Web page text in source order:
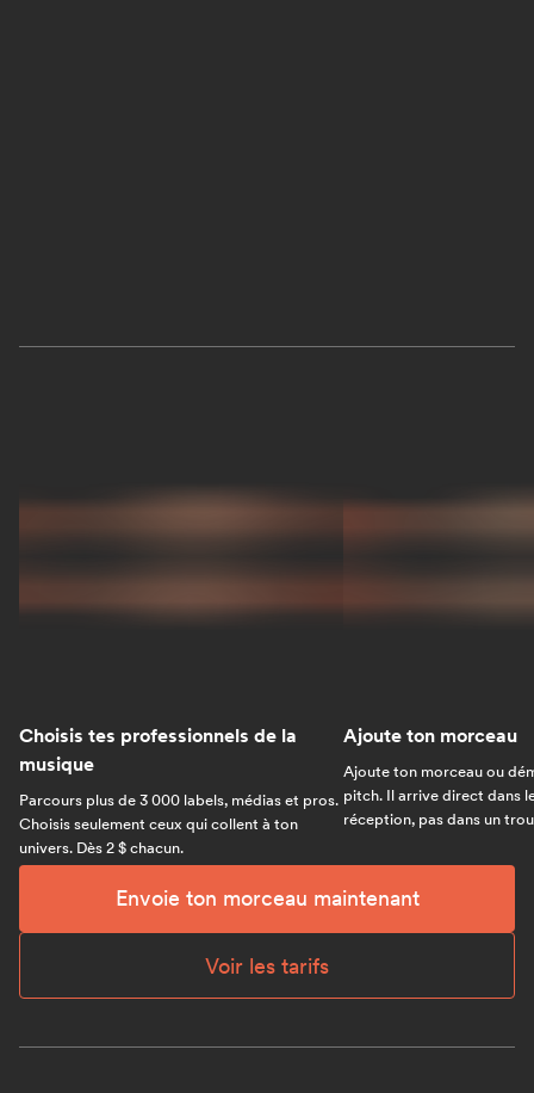
Choisis tes professionnels de la
musique
Parcours plus de 3 000 labels, médias et pros.
Choisis seulement ceux qui collent à ton
univers. Dès 2 $ chacun.
Ajoute ton morceau
Ajoute ton morceau ou
pitch. Il arrive direct dans
réception, pas dans un
Envoie ton morceau maintenant
Voir les tarifs